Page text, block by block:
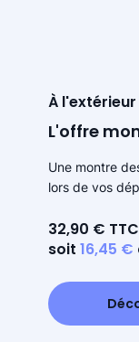
À l'extérieur
L'offre
Une montre
lors de vos
32,90 €
soit 16,45 €